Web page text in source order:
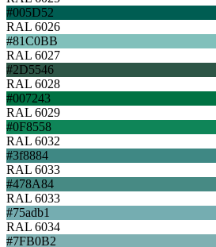
#005D52
RAL 6026
#81C0BB
RAL 6027
#2D5546
RAL 6028
#007243
RAL 6029
#0F8558
RAL 6032
#3f8884
RAL 6033
#478A84
RAL 6033
#75adb1
RAL 6034
#7FB0B2